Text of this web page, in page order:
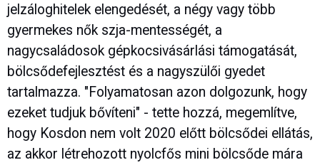
jelzáloghitelek elengedését, a négy vagy több
gyermekes nők szja-mentességét, a
nagycsaládosok gépkocsivásárlási támogatását,
bölcsődefejlesztést és a nagyszülői gyedet
tartalmazza. "Folyamatosan azon dolgozunk, hogy
ezeket tudjuk bővíteni" - tette hozzá, megemlítve,
hogy Kosdon nem volt 2020 előtt bölcsődei ellátás,
az akkor létrehozott nyolcfős mini bölcsőde mára